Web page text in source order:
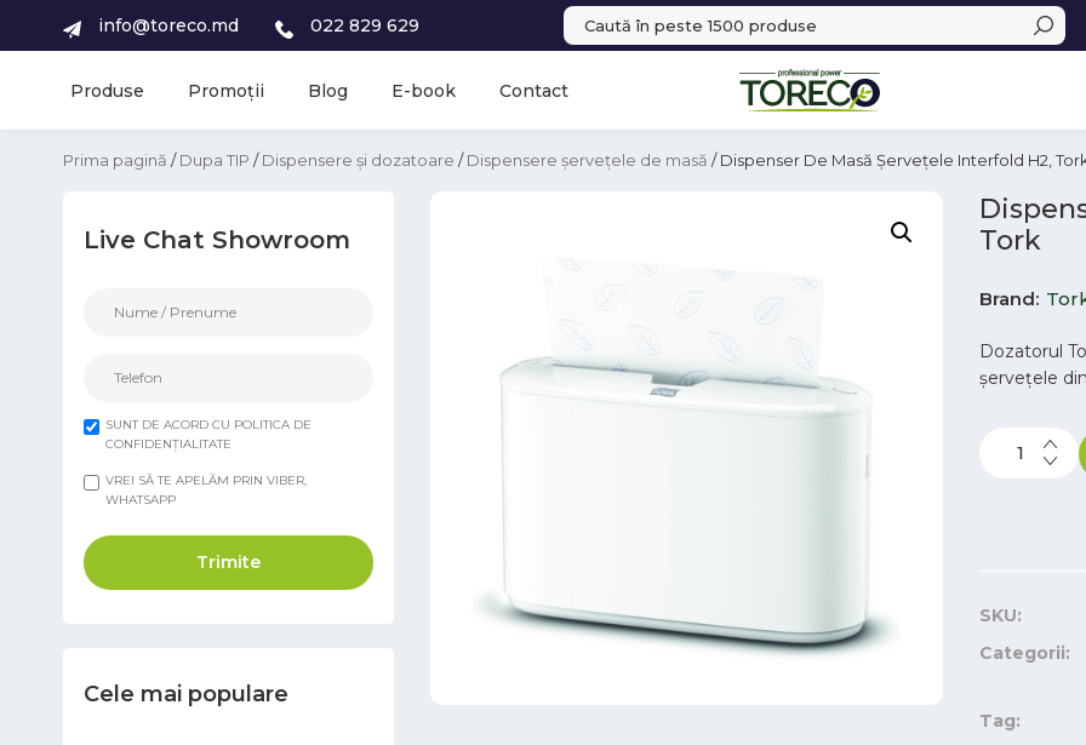
info@toreco.md 022 829 629
Produse Promoții Blog E-book Contact
Prima pagină /Dupa TIP /Dispensere și dozatoare /Dispensere șervețele de masă / Dispenser De Masă Șervețele Interfold H2,
Live Chat Showroom
SUNT DE ACORD CU POLITICA DE
CONFIDENȚIALITATE
VREI SĂ TE APELĂM PRIN VIBER,
WHATSAPP
Trimite
Cele mai populare
Tork
Brand
Dozatorul
șervețele
SKU:
Categorii:
Tag: